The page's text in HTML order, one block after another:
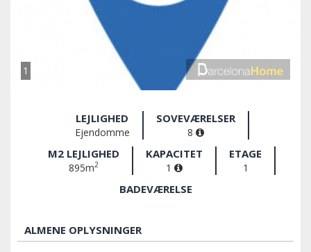
1
LEJLIGHED
Ejendomme
SOVEVÆRELSER
8
M2 LEJLIGHED
895m2
KAPACITET
1
ETAGE
1
BADEVÆRELSE
ALMENE OPLYSNINGER